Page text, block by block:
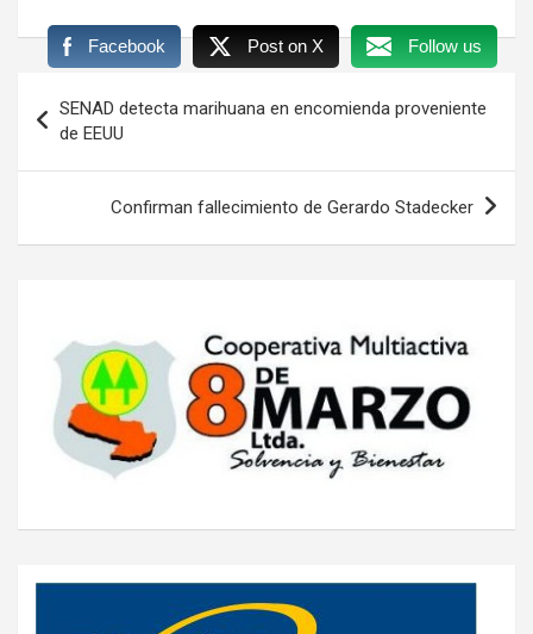
Facebook Post on X Follow us
de
entradas
SENAD detecta marihuana en encomienda proveniente
de EEUU
Confirman fallecimiento de Gerardo Stadecker